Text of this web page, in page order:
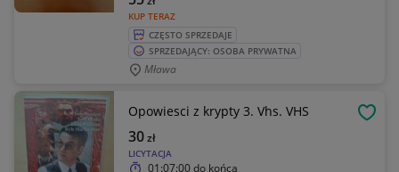
KUP TERAZ
CZĘSTO SPRZEDAJE
SPRZEDAJĄCY: OSOBA PRYWATNA
Mława
Opowiesci z krypty 3. Vhs. VHS
LICYTACJA
30zł
01:07:00do końca